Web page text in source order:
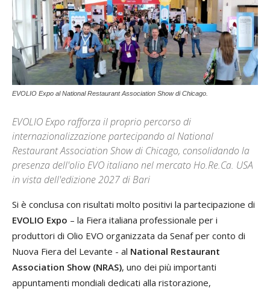
EVOLIO Expo al National Restaurant Association Show di Chicago.
EVOLIO Expo rafforza il proprio percorso di
internazionalizzazione partecipando al National
Restaurant Association Show di Chicago, consolidando la
presenza dell'olio EVO italiano nel mercato Ho.Re.Ca. USA
in vista dell'edizione 2027 di Bari
Si è conclusa con risultati molto positivi la partecipazione di
EVOLIO Expo – la Fiera italiana professionale per i
produttori di Olio EVO organizzata da Senaf per conto di
Nuova Fiera del Levante - al National Restaurant
Association Show (NRAS), uno dei più importanti
appuntamenti mondiali dedicati alla ristorazione,